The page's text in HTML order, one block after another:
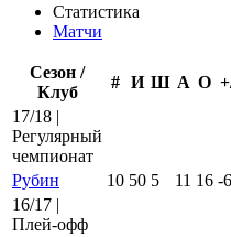
Статистика
Матчи
Сезон /
Клуб
# И Ш А О
17/18 |
Регулярный
чемпионат
Рубин
10 50 5 11 16 -6
16/17 |
Плей-офф